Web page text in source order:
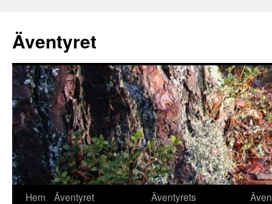
Äventyret
Hoppa
Hem
Äventyret
Äventyrets